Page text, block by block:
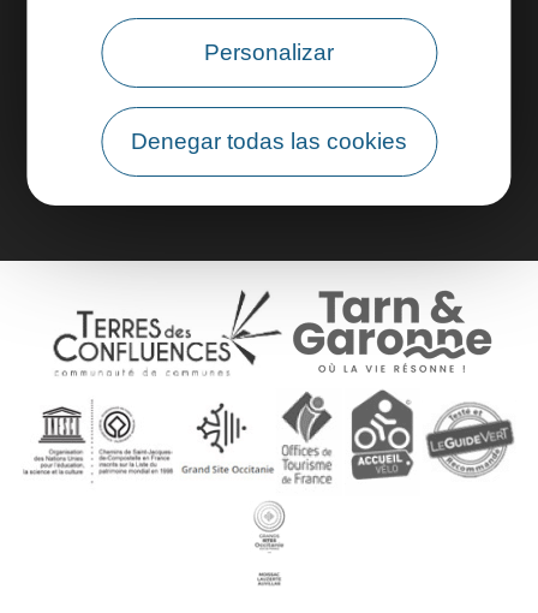
Personalizar
Denegar todas las cookies
Área de grupo